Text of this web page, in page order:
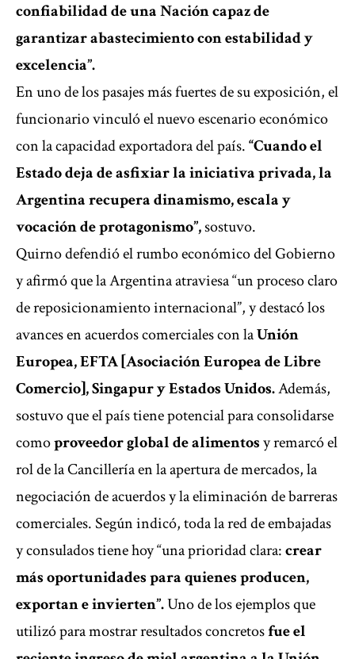
confiabilidad de una Nación capaz de
garantizar abastecimiento con estabilidad y
excelencia”.
En uno de los pasajes más fuertes de su exposición, el
funcionario vinculó el nuevo escenario económico
con la capacidad exportadora del país.“Cuando el
Estado deja de asfixiar la iniciativa privada, la
Argentina recupera dinamismo, escala y
vocación de protagonismo”,sostuvo.
Quirno defendió el rumbo económico del Gobierno
y afirmó que la Argentina atraviesa “un proceso claro
de reposicionamiento internacional”, y destacó los
avances en acuerdos comerciales con laUnión
Europea, EFTA [Asociación Europea de Libre
Comercio], Singapur y Estados Unidos.Además,
sostuvo que el país tiene potencial para consolidarse
comoproveedor global de alimentosy remarcó el
rol de la Cancillería en la apertura de mercados, la
negociación de acuerdos y la eliminación de barreras
comerciales. Según indicó, toda la red de embajadas
y consulados tiene hoy “una prioridad clara:crear
más oportunidades para quienes producen,
exportan e invierten”.Uno de los ejemplos que
utilizó para mostrar resultados concretosfue el